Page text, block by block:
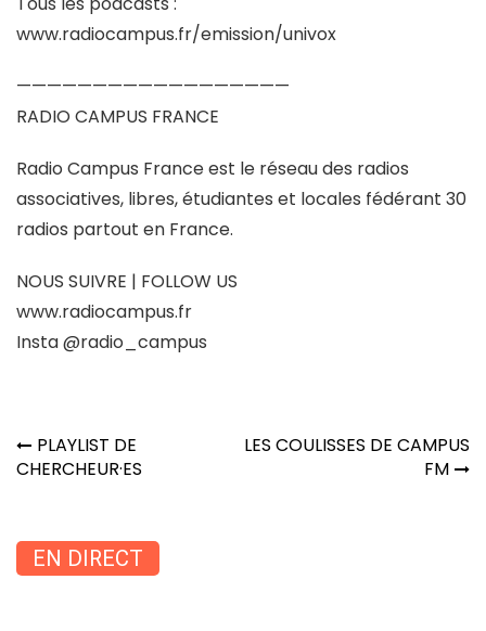
www.radiocampus.fr/emission/univox
——————————————————
RADIO CAMPUS FRANCE
Radio Campus France est le réseau des radios
associatives, libres, étudiantes et locales fédérant 30
radios partout en France.
NOUS SUIVRE | FOLLOW US
www.radiocampus.fr
Insta @radio_campus
Navigation
de
PLAYLIST DE
CHERCHEUR·ES
LES COULISSES DE CAMPUS
FM
EN DIRECT